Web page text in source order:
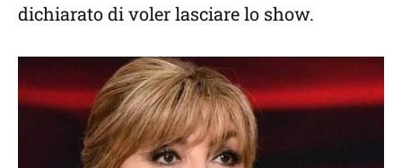
dichiarato di voler lasciare lo show.